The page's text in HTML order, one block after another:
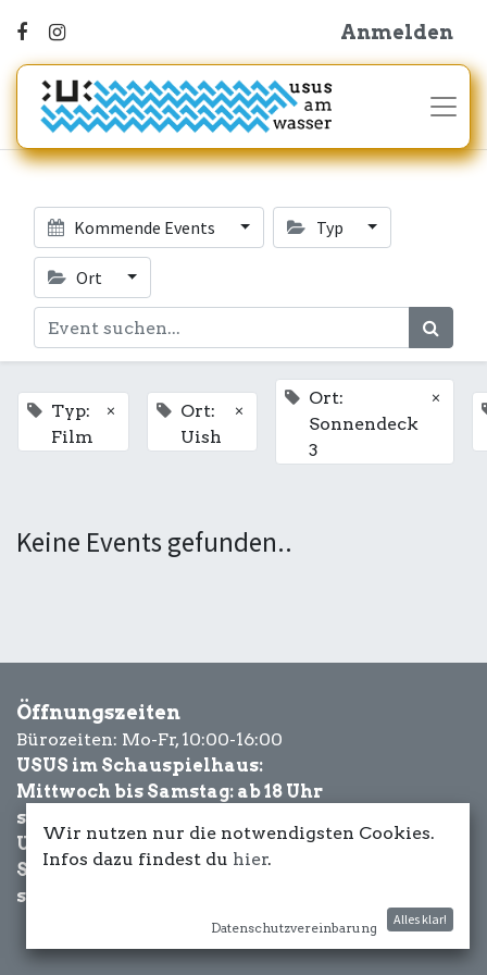
Anmelden
Kommende Events Typ
Ort
Typ:
Film
×
Ort:
Uish
×
Ort:
Sonnendeck
3
×
Keine Events gefunden..
Öffnungszeiten
Bürozeiten: Mo-Fr, 10:00-16:00
USUS im Schauspielhaus:
Mittwoch bis Samstag: ab 18 Uhr
sowie Eventbezogen.
USUS am Wasser:
Schönwetter-
sowie Eventbezogen.
Wir nutzen nur die notwendigsten Cookies.
Infos dazu findest du hier.
Datenschutzvereinbarung
Alles klar!